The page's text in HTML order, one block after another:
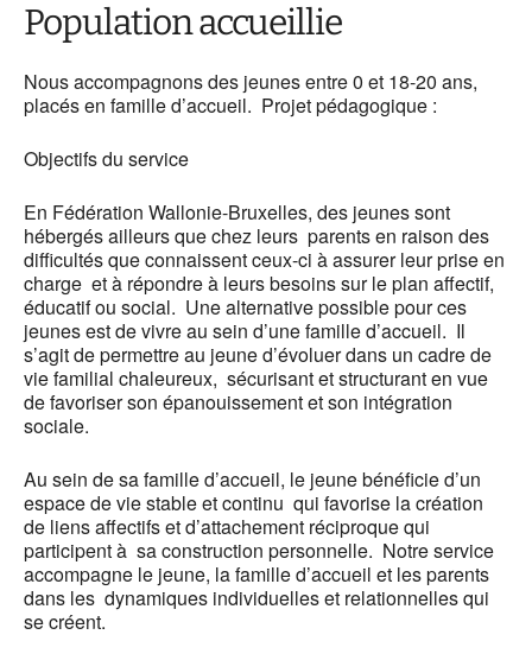
Population accueillie
Nous accompagnons des jeunes entre 0 et 18-20 ans,
placés en famille d’accueil. Projet pédagogique :
Objectifs du service
En Fédération Wallonie-Bruxelles, des jeunes sont
hébergés ailleurs que chez leurs parents en raison des
difficultés que connaissent ceux-ci à assurer leur prise en
charge et à répondre à leurs besoins sur le plan affectif,
éducatif ou social. Une alternative possible pour ces
jeunes est de vivre au sein d’une famille d’accueil. Il
s’agit de permettre au jeune d’évoluer dans un cadre de
vie familial chaleureux, sécurisant et structurant en vue
de favoriser son épanouissement et son intégration
sociale.
Au sein de sa famille d’accueil, le jeune bénéficie d’un
espace de vie stable et continu qui favorise la création
de liens affectifs et d’attachement réciproque qui
participent à sa construction personnelle. Notre service
accompagne le jeune, la famille d’accueil et les parents
dans les dynamiques individuelles et relationnelles qui
se créent.